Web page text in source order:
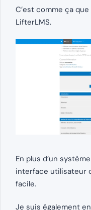
C’est comme ça
LifterLMS.
En plus d’un
interface utilisateur
facile.
Je suis également